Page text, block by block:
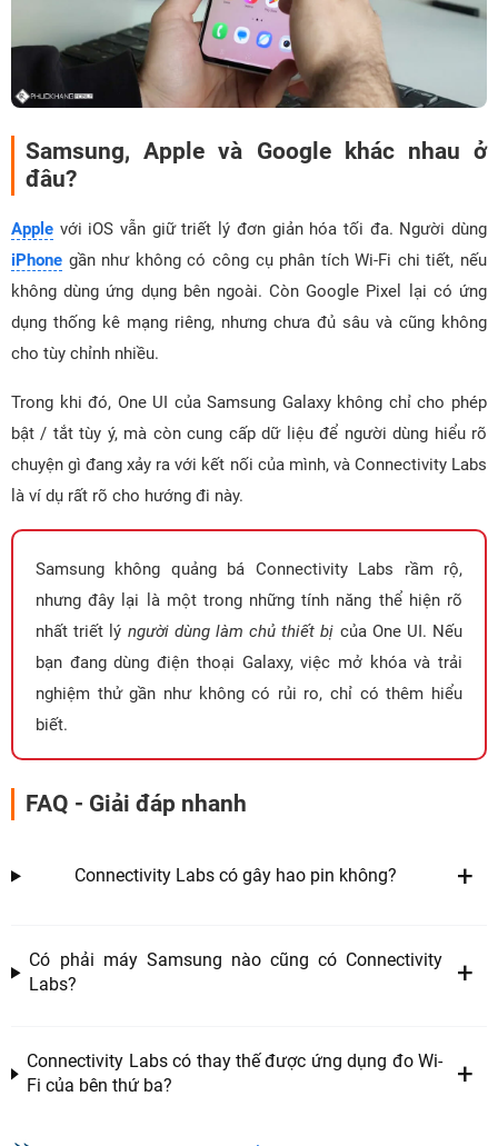
Samsung, Apple và Google khác nhau ở
đâu?
Apple với iOS vẫn giữ triết lý đơn giản hóa tối đa. Người dùng
iPhone gần như không có công cụ phân tích Wi-Fi chi tiết, nếu
không dùng ứng dụng bên ngoài. Còn Google Pixel lại có ứng
dụng thống kê mạng riêng, nhưng chưa đủ sâu và cũng không
cho tùy chỉnh nhiều.
Trong khi đó, One UI của Samsung Galaxy không chỉ cho phép
bật / tắt tùy ý, mà còn cung cấp dữ liệu để người dùng hiểu rõ
chuyện gì đang xảy ra với kết nối của mình, và Connectivity Labs
là ví dụ rất rõ cho hướng đi này.
Samsung không quảng bá Connectivity Labs rầm rộ,
nhưng đây lại là một trong những tính năng thể hiện rõ
nhất triết lý người dùng làm chủ thiết bị của One UI. Nếu
bạn đang dùng điện thoại Galaxy, việc mở khóa và trải
nghiệm thử gần như không có rủi ro, chỉ có thêm hiểu
biết.
FAQ - Giải đáp nhanh
Connectivity Labs có gây hao pin không?
Có phải máy Samsung nào cũng có Connectivity
Labs?
Connectivity Labs có thay thế được ứng dụng đo Wi-
Fi của bên thứ ba?